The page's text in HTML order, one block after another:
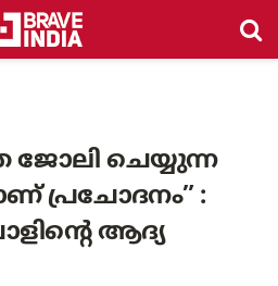
ജോലി ചെയ്യുന്ന
പ്രചോദനം” :
ആദ്യ